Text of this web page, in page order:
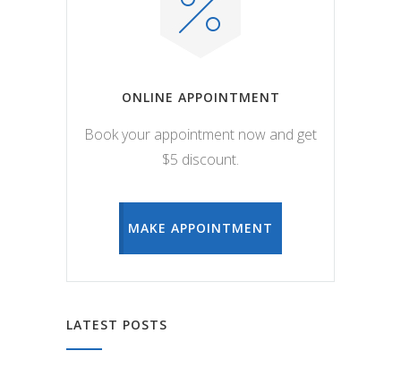
ONLINE APPOINTMENT
Book your appointment now and get
$5 discount.
MAKE APPOINTMENT
LATEST POSTS